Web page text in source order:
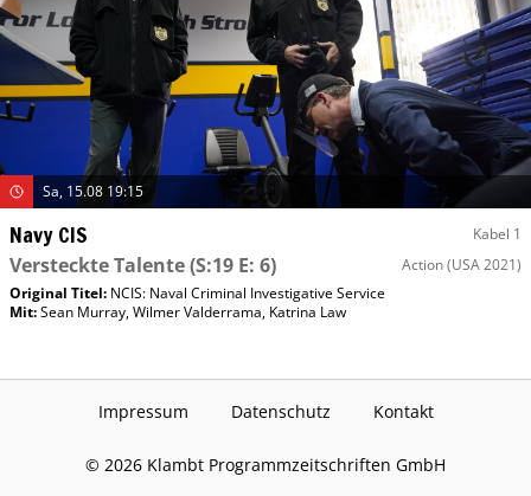
Sa, 15.08 19:15
Navy CIS Kabel 1
Versteckte Talente(S:19 E: 6) Action(USA 2021)
Original Titel: NCIS: Naval Criminal Investigative Service
Mit:Sean Murray,Wilmer Valderrama, Katrina Law
Impressum Datenschutz Kontakt
© 2026 Klambt Programmzeitschriften GmbH